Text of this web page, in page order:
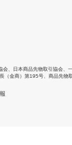
会 日本商品先物取引協会
（金商）第195号、商品先物